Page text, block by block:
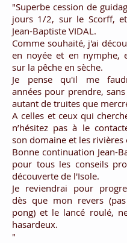
"Superbe cession de
jours 1/2, sur le Scorff,
Jean-Baptiste VIDAL.
Comme souhaité, j'ai
en noyée et en nymphe,
sur la pêche en sèche.
Je pense qu'il me
années pour prendre,
autant de truites que
A celles et ceux qui
n’hésitez pas à le
son domaine et les rivières
Bonne continuation Jean-
pour tous les conseils
découverte de l'Isole.
Je reviendrai pour
dès que mon revers
pong) et le lancé roulé,
hasardeux.
"